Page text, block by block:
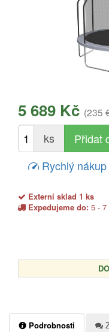
5 689 Kč (235
ks
Rychlý nákup
Externí sklad 1 ks
Expedujeme do: 5 - 7
Podrobnosti